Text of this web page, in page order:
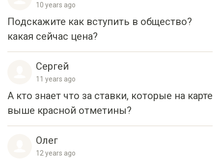
10 years ago
Подскажите как вступить в общество?
какая сейчас цена?
Сергей
11 years ago
А кто знает что за ставки, которые на карте
выше красной отметины?
Олег
12 years ago